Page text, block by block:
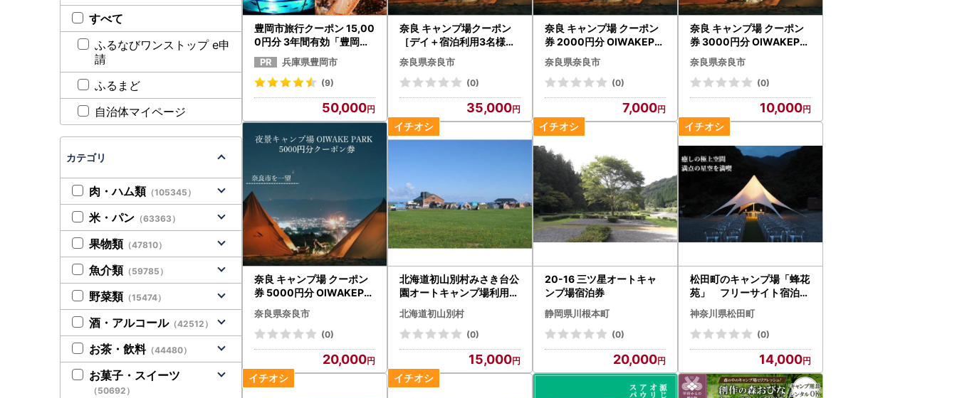
豊岡市旅行クーポン 15,00
0円分 3年間有効「豊岡旅
幸券」旅行券 トラベルク
ーポン
兵庫県豊岡市
(9)
50,000
奈良 キャンプ場クーポン
［デイ＋宿泊利用3名様］
OIWAKEPARKキャンプ場
35-014
奈良県奈良市
(0)
35,000
奈良 キャンプ場 クーポン
券 2000円分 OIWAKEPA
RKキャンプ場 7-004
奈良県奈良市
(0)
7,000
奈良 キャンプ場 クーポン
券 3000円分 OIWAKEPA
RKキャンプ場 10-023
奈良県奈良市
(0)
10,000
奈良 キャンプ場 クーポン
券 5000円分 OIWAKEPA
RKキャンプ場 20-012
奈良県奈良市
(0)
20,000
北海道初山別村みさき台公
園オートキャンプ場利用券
(カーサイト/AC電源あり/1
泊分)【1544139】
北海道初山別村
(0)
15,000
20-16 三ツ星オートキャ
ンプ場宿泊券
静岡県川根本町
(0)
20,000
松田町のキャンプ場「蜂花
苑」 フリーサイト宿泊券
1名様分
神奈川県松田町
(0)
14,000
すべて
ふるなびワンストップ e申
請
ふるまど
自治体マイページ
カテゴリ
肉・ハム類 （105345）
米・パン （63363）
果物類 （47810）
魚介類 （59785）
野菜類 （15474）
酒・アルコール（42512）
お茶・飲料（44480）
お菓子・スイーツ
（50692）